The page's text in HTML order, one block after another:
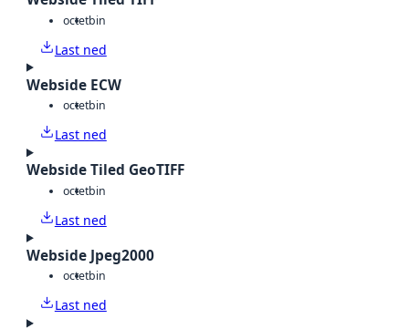
octetbin
Last ned
Webside ECW
octetbin
Last ned
Webside Tiled GeoTIFF
octetbin
Last ned
Webside Jpeg2000
octetbin
Last ned